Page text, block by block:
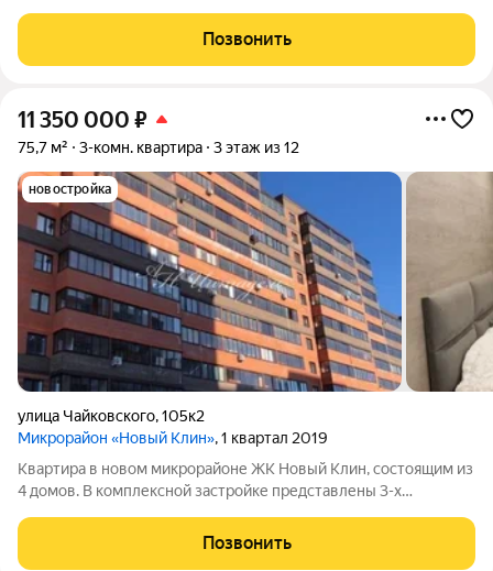
позволило значительно расширить пространство кухонной
зоны, гостиной. В квартире
Позвонить
11 350 000 ₽
75,7 м² 3-комн. квартира 3 этаж из 12
новостройка
улица Чайковского,105к2
Микрорайон «Новый Клин», 1 квартал 2019
Квартира в новом микрорайоне ЖК Новый Клин, состоящим из
4 домов. В комплексной застройке представлены 3-х
города. Хорошая транспортная доступность. Развитая
инфраструктура: аптека, кафе,
Позвонить